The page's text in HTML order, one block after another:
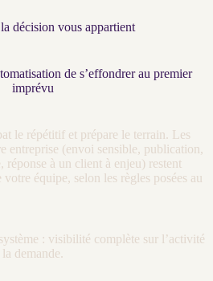
décision vous appartient
de s’effondrer au premier
imprévu
le répétitif et prépare le terrain. Les
entreprise (envoi sensible, publication,
réponse à un client à enjeu) restent
équipe, selon les règles posées au
: visibilité complète sur l’activité
demande.